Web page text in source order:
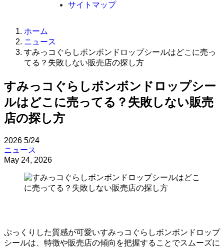
サイトマップ
ホーム
ニュース
すみっコぐらしボンボンドロップシールはどこに売っ
てる？失敗しない販売店の探し方
すみっコぐらしボンボンドロップシー
ルはどこに売ってる？失敗しない販売
店の探し方
2026 5/24
ニュース
May 24, 2026
ぷっくりした質感が可愛いすみっコぐらしボンボンドロップ
シールは、特徴や販売店の傾向を把握することでスムーズに